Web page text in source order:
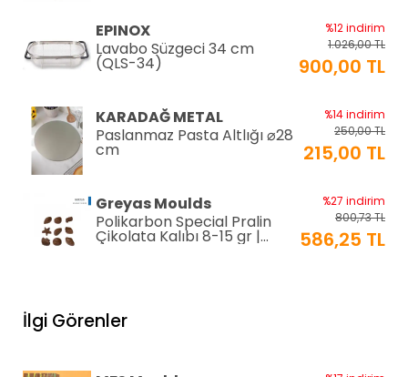
EPINOX
Lavabo Süzgeci 34 cm
(QLS-34)
%12 indirim
1.026,00 TL
900,00 TL
KARADAĞ METAL
Paslanmaz Pasta Altlığı ⌀28
cm
%14 indirim
250,00 TL
215,00 TL
Greyas Moulds
Polikarbon Special Pralin
Çikolata Kalıbı 8-15 gr |
Cm-3416
%27 indirim
800,73 TL
586,25 TL
Mayonez Kabı 0,7 mm Ø28
H:15 cm 7 LT
İlgi Görenler